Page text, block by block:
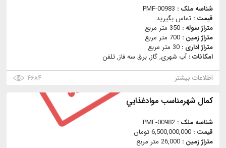
شناسه ملک : PMF-00983
قیمت : تماس بگیرید.
متراژ سوله : 350 متر مربع
متراژ زمین : 700 متر مربع
متراژ اداری : 30 متر مربع
امکانات :آب شهری, گاز, برق سه فاز, تلفن
اطلاعات بیشتر
۴۶۸۴
كمال شهرمناسب موادغذايي
شناسه ملک : PMF-00982
قیمت : 6,500,000,000 تومان
متراژ زمین : 26,000 متر مربع